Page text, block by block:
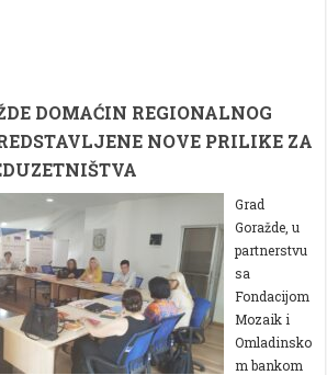
DOMAĆIN REGIONALNOG
NOVE PRILIKE ZA
Grad
Goražde, u
partnerstvu
sa
Fondacijom
Mozaik i
Omladinsko
m bankom